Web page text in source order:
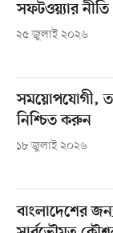
সফটওয়্যার
২৫ জুলাই ২০২৬
সময়োপযোগী,
নিশ্চিত করুন
১৮ জুলাই ২০২৬
বাংলাদেশের